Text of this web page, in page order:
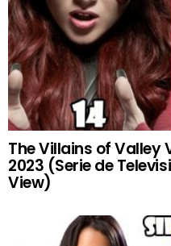
The Villains of Valley
2023 (Serie de
View)